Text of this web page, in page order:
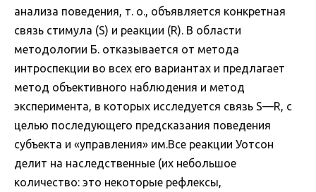
анализа поведения, т. о., объявляется конкретная
связь стимула (S) и реакции (R). В области
методологии Б. отказывается от метода
интроспекции во всех его вариантах и предлагает
метод объективного наблюдения и метод
эксперимента, в которых исследуется связь S—R, с
целью последующего предсказания поведения
субъекта и «управления» им.Все реакции Уотсон
делит на наследственные (их небольшое
количество: это некоторые рефлексы,